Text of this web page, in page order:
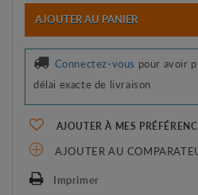
AJOUTER AU PANIER
Connectez-vous pour avoir
délai exacte de livraison
AJOUTER À MES
AJOUTER AU
Imprimer